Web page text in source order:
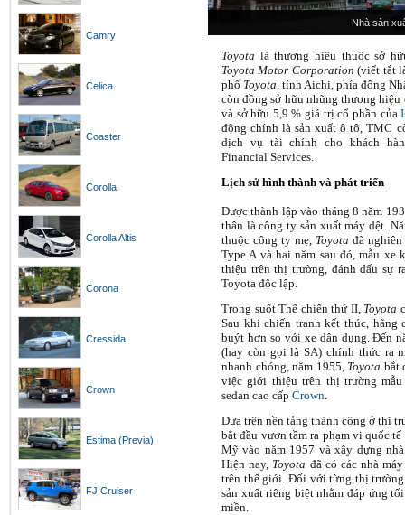
Camry
Celica
Coaster
Corolla
Corolla Altis
Corona
Cressida
Crown
Estima (Previa)
FJ Cruiser
Nhà sản
Toyota là thương hiệu thuộc sở
Toyota Motor Corporation (viết tắt
phố Toyota, tỉnh Aichi, phía đông
còn đồng sở hữu những thương
và sở hữu 5,9 % giá trị cổ phần của
động chính là sản xuất ô tô, TMC
dịch vụ tài chính cho khách
Financial Services.
Lịch sử hình thành và phát triển
Được thành lập vào tháng 8 năm
thân là công ty sản xuất máy dệt.
thuộc công ty mẹ, Toyota đã
Type A và hai năm sau đó, mẫu
thiệu trên thị trường, đánh dấu sự
Toyota độc lập.
Trong suốt Thế chiến thứ II, Toyota
Sau khi chiến tranh kết thúc, hãng
buýt hơn so với xe dân dụng. Đến
(hay còn gọi là SA) chính thức ra
nhanh chóng, năm 1955, Toyota bắt
việc giới thiệu trên thị trường
sedan cao cấp Crown.
Dựa trên nền tảng thành công ở thị
bắt đầu vươn tầm ra phạm vi quốc
Mỹ vào năm 1957 và xây dựng
Hiện nay, Toyota đã có các nhà
trên thế giới. Đối với từng thị
sản xuất riêng biệt nhằm đáp ứng
miền.